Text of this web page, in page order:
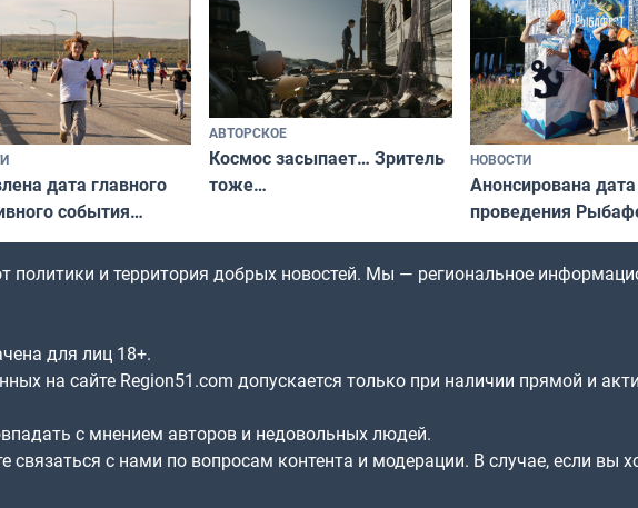
дата главного
события
как зарождался
«Гольфстрим»
АВТОРСКОЕ
Космос засыпает… Зритель
тоже…
НОВОСТИ
Анонсирована дата
проведения
2026 году
политики и территория добрых новостей. Мы — региональное
для лиц 18+.
на сайте Region51.com допускается только при наличии прямой и
с мнением авторов и недовольных людей.
связаться с нами по вопросам контента и модерации. В случае, если вы